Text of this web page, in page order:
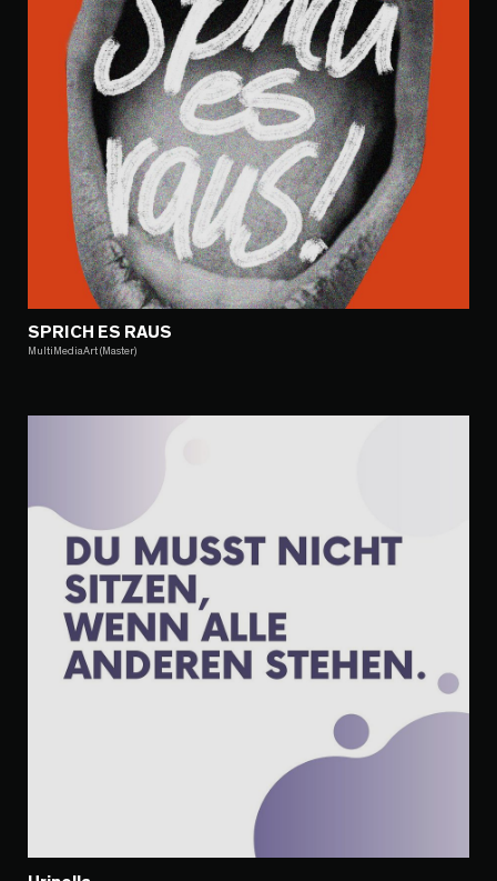
SPRICH ES RAUS
MultiMediaArt (Master)